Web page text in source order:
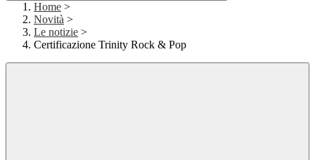
Home >
Novità >
Le notizie >
Certificazione Trinity Rock & Pop